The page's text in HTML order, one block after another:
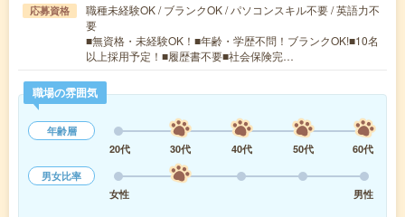
応募資格
職種未経験OK / ブランクOK / パソコンスキル不要 / 英語力不
要
■無資格・未経験OK！■年齢・学歴不問！ブランクOK!■10名
以上採用予定！■履歴書不要■社会保険完…
職場の雰囲気
年齢層
20代
30代 40代 50代
60代
男女比率
女性
男性